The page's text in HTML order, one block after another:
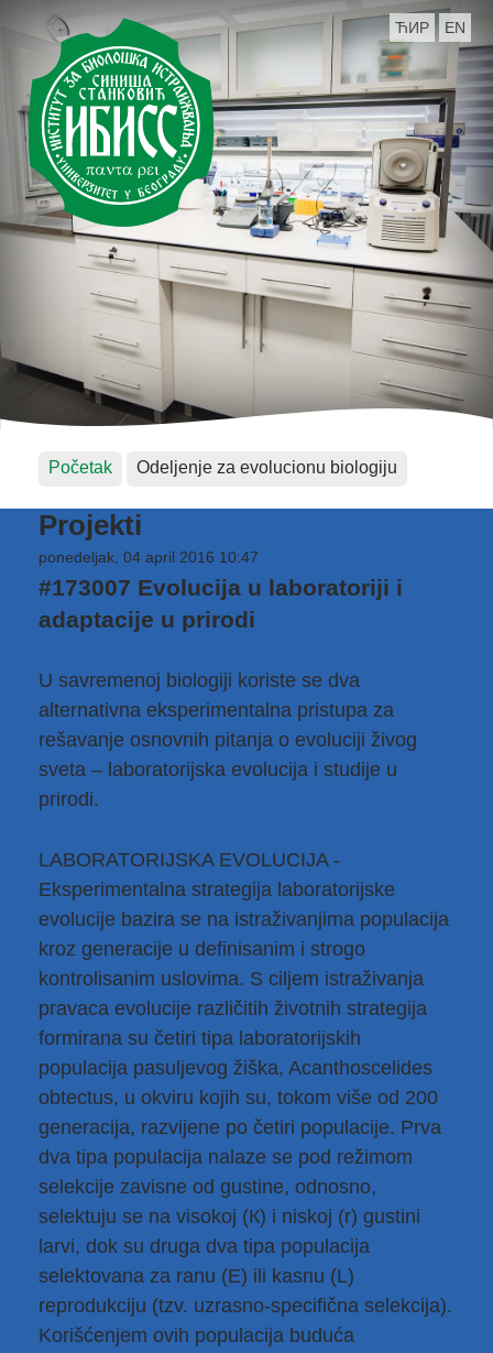
ЋИР EN
Početak Odeljenje za evolucionu biologiju
Projekti
ponedeljak, 04 april 2016 10:47
#173007 Evolucija u laboratoriji i
adaptacije u prirodi
U savremenoj biologiji koriste se dva
alternativna eksperimentalna pristupa za
rešavanje osnovnih pitanja o evoluciji živog
sveta – laboratorijska evolucija i studije u
prirodi.
LABORATORIJSKA EVOLUCIJA -
Eksperimentalna strategija laboratorijske
evolucije bazira se na istraživanjima populacija
kroz generacije u definisanim i strogo
kontrolisanim uslovima. S ciljem istraživanja
pravaca evolucije različitih životnih strategija
formirana su četiri tipa laboratorijskih
populacija pasuljevog žiška, Acanthoscelides
obtectus, u okviru kojih su, tokom više od 200
generacija, razvijene po četiri populacije. Prva
dva tipa populacija nalaze se pod režimom
selekcije zavisne od gustine, odnosno,
selektuju se na visokoj (К) i niskoj (r) gustini
larvi, dok su druga dva tipa populacija
selektovana za ranu (Е) ili kasnu (L)
reprodukciju (tzv. uzrasno-specifična selekcija).
Korišćenjem ovih populacija buduća